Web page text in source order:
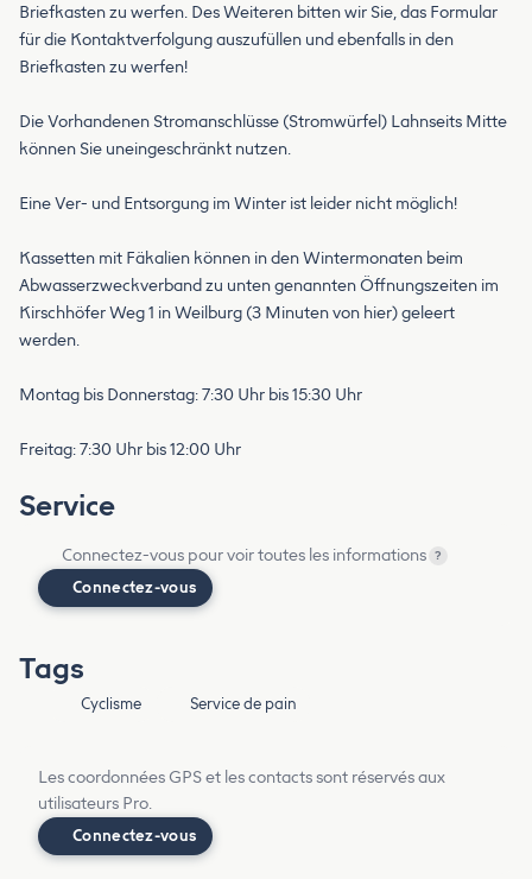
Briefkasten zu werfen. Des Weiteren bitten wir Sie, das Formular
für die Kontaktverfolgung auszufüllen und ebenfalls in den
Briefkasten zu werfen!
Die Vorhandenen Stromanschlüsse (Stromwürfel) Lahnseits Mitte
können Sie uneingeschränkt nutzen.
Eine Ver- und Entsorgung im Winter ist leider nicht möglich!
Kassetten mit Fäkalien können in den Wintermonaten beim
Abwasserzweckverband zu unten genannten Öffnungszeiten im
Kirschhöfer Weg 1 in Weilburg (3 Minuten von hier) geleert
werden.
Montag bis Donnerstag: 7:30 Uhr bis 15:30 Uhr
Freitag: 7:30 Uhr bis 12:00 Uhr
Service
Connectez-vous pour voir toutes les informations ?
Connectez-vous
Tags
Cyclisme Service de pain
Les coordonnées GPS et les contacts sont réservés aux
utilisateurs Pro.
Connectez-vous